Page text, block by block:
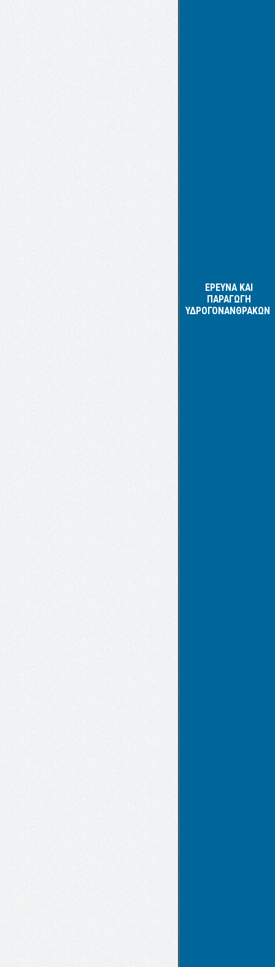
ΕΡΕΥΝΑ ΚΑΙ
ΠΑΡΑΓΩΓΗ
ΥΔΡΟΓΟΝΑΝΘΡΑΚΩΝ